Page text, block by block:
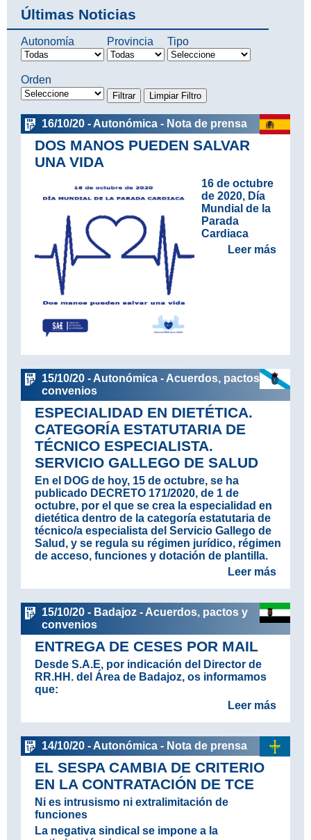
Últimas Noticias
Autonomía Provincia Tipo
Orden
16/10/20 - Autonómica - Nota de prensa
DOS MANOS PUEDEN SALVAR
UNA VIDA
16 de octubre
de 2020, Día
Mundial de la
Parada
Cardiaca
Leer más
15/10/20 - Autonómica - Acuerdos, pactos y
convenios
ESPECIALIDAD EN DIETÉTICA.
CATEGORÍA ESTATUTARIA DE
TÉCNICO ESPECIALISTA.
SERVICIO GALLEGO DE SALUD
En el DOG de hoy, 15 de octubre, se ha
publicado DECRETO 171/2020, de 1 de
octubre, por el que se crea la especialidad en
dietética dentro de la categoría estatutaria de
técnico/a especialista del Servicio Gallego de
Salud, y se regula su régimen jurídico, régimen
de acceso, funciones y dotación de plantilla.
Leer más
15/10/20 - Badajoz - Acuerdos, pactos y
convenios
ENTREGA DE CESES POR MAIL
Desde S.A.E, por indicación del Director de
RR.HH. del Área de Badajoz, os informamos
que:
Leer más
14/10/20 - Autonómica - Nota de prensa
EL SESPA CAMBIA DE CRITERIO
EN LA CONTRATACIÓN DE TCE
Ni es intrusismo ni extralimitación de
funciones
La negativa sindical se impone a la